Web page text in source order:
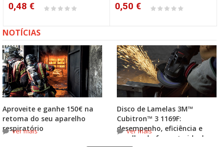
0,48 € 0,50 €
NOTÍCIAS
Aproveite e ganhe 150€ na
retoma do seu aparelho
respiratório
ver mais
Disco de Lamelas 3M™
Cubitron™ 3 1169F:
desempenho, eficiência e
escolha do formato ideal
ver mais